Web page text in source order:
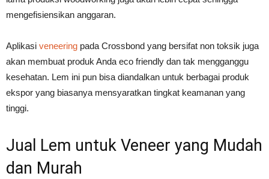
mengefisiensikan anggaran.
Aplikasi veneering pada Crossbond yang bersifat non toksik juga
akan membuat produk Anda eco friendly dan tak mengganggu
kesehatan. Lem ini pun bisa diandalkan untuk berbagai produk
ekspor yang biasanya mensyaratkan tingkat keamanan yang
tinggi.
Jual Lem untuk Veneer yang Mudah
dan Murah